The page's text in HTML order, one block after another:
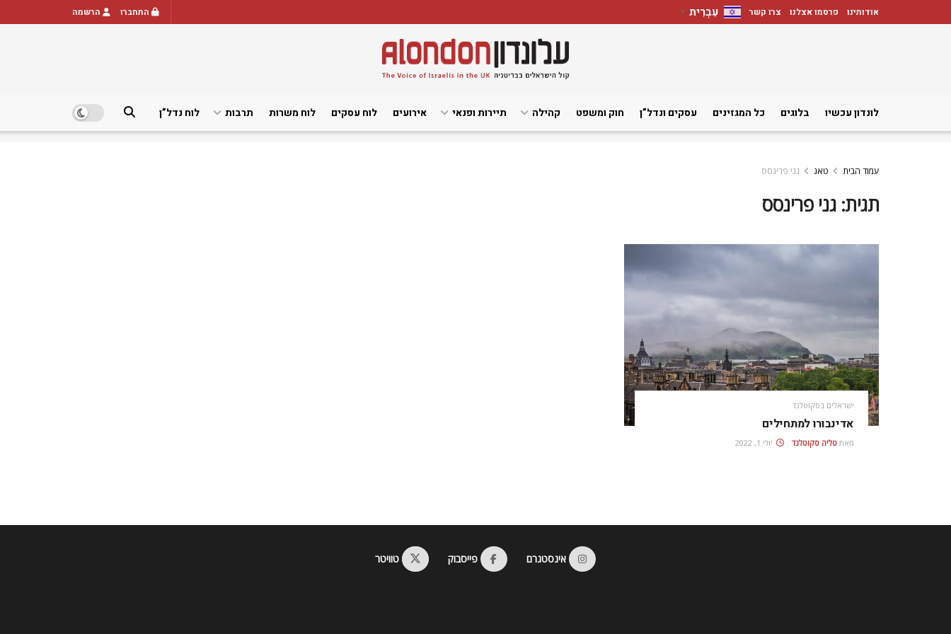
אודותינו פרסמו אצלנו צרו קשר עִבְרִית ▼ התחברו הרשמה
לונדון עכשיו בלוגים כל המגזינים עסקים ונדל”ן חוק ומשפט קהילה תיירות ופנאי אירועים לוח עסקים לוח משרות תרבות לוח נדל”ן
עמוד הבית טאג גני פרינסס
תגית:גני פרינסס
ישראלים בסקוטלנד
אדינבורו למתחילים
מאת טליה סקוטלנד יולי 1, 2022
אינסטגרם פייסבוק טוויטר